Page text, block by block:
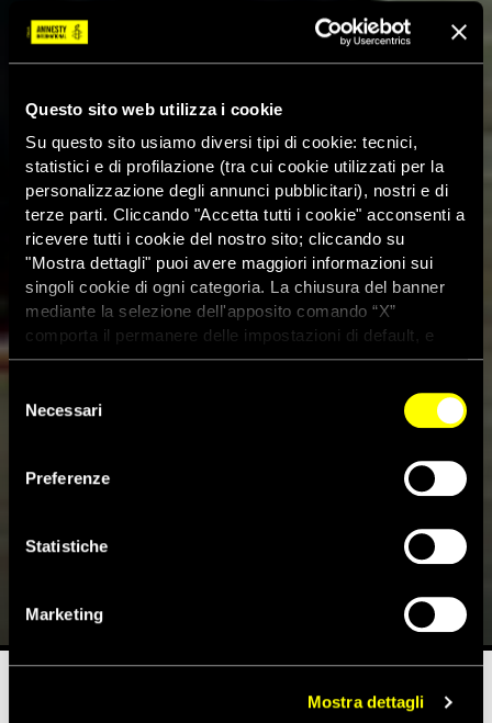
Questo sito web utilizza i cookie
Su questo sito usiamo diversi tipi di cookie: tecnici,
statistici e di profilazione (tra cui cookie utilizzati per la
personalizzazione degli annunci pubblicitari), nostri e di
terze parti. Cliccando "Accetta tutti i cookie" acconsenti a
ricevere tutti i cookie del nostro sito; cliccando su
"Mostra dettagli" puoi avere maggiori informazioni sui
singoli cookie di ogni categoria. La chiusura del banner
mediante la selezione dell'apposito comando “X”
comporta il permanere delle impostazioni di default, e
dunque la continuazione della navigazione con i cookie
dei cookie attivi sul sito clicca
delNecessari
Preferenze
Statistiche
Marketing
Mostra dettagli
Arabia Saudita: donna 75enne
rischia 40 frustate
15 Dicembre 2009